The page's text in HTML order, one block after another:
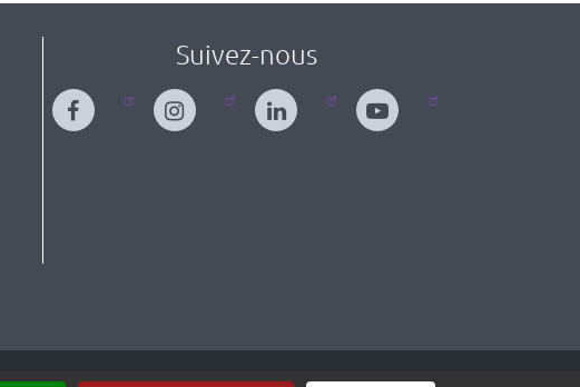
Suivez-nous